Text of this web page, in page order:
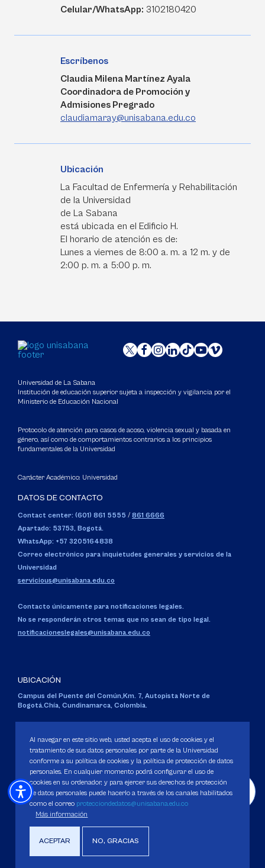
Celular/WhatsApp: 3102180420
Escríbenos
Claudia Milena Martínez Ayala
Coordinadora de Promoción y
Admisiones Pregrado
claudiamaray@unisabana.edu.co
Ubicación
La Facultad de Enfermería y Rehabilitación
de la Universidad
de La Sabana
está ubicada en el Edificio H.
El horario de atención es de:
Lunes a viernes de 8:00 a. m. a 12 m. y de
2:00 p. m. a 5:00 p. m.
Universidad de La Sabana
Institución de educación superior sujeta a inspección y vigilancia por el
Ministerio de Educación Nacional
Protocolo de atención para casos de acoso, violencia sexual y basada en
género, así como de comportamientos contrarios a los principios
fundamentales de la Universidad
Carácter Académico: Universidad
DATOS DE CONTACTO
Contact center: (601) 861 5555 / 861 6666
Apartado: 53753, Bogotá.
WhatsApp: +57 3205164838
Correo electrónico para inquietudes generales y servicios de la
Universidad
servicious@unisabana.edu.co
Contacto únicamente para notificaciones legales.
No se responderán otros temas que no sean de tipo legal.
notificacioneslegales@unisabana.edu.co
UBICACIÓN
Campus del Puente del Común,Km. 7, Autopista Norte de
Bogotá.Chía, Cundinamarca, Colombia.
Personería Jurídica:Resolución 130 del 14 de enero de 1980.
Ministerio de Educación Nacional.
Política de Protección de datos
Derechos Pecuniarios
Al navegar en este sitio web, usted acepta el uso de cookies y el
tratamiento de sus datos personales por parte de la Universidad
conforme a su política de cookies y la política de protección de datos
personales. En cualquier momento podrá configurar el uso de
cookies en su ordenador, y para ejercer sus derechos de protección
de datos personales puede hacerlo a través de los canales habilitados
como el correo protecciondedatos@unisabana.edu.co
Más información
ACEPTAR NO, GRACIAS